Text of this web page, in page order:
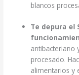
blancos
Te depura el
antibacteriano
procesado.
alimentarios y